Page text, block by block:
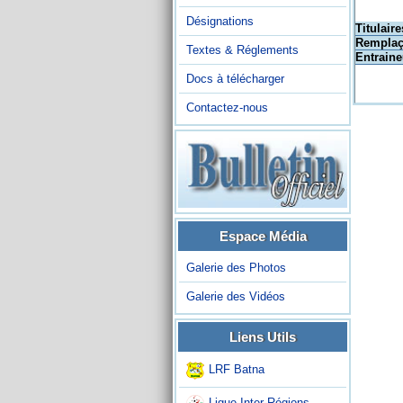
Désignations
Textes & Réglements
Docs à télécharger
Contactez-nous
Espace Média
Galerie des Photos
Galerie des Vidéos
Liens Utils
LRF Batna